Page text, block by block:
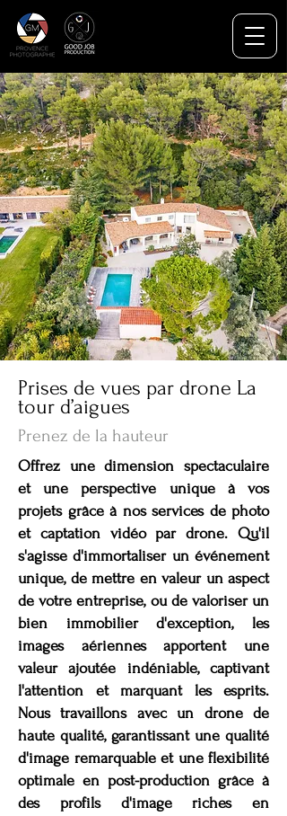
Prises de vues par drone La
tour d’aigues
Prenez de la hauteur
Offrez une dimension spectaculaire
et une perspective unique à vos
projets grâce à nos services de photo
et captation vidéo par drone. Qu'il
s'agisse d'immortaliser un événement
unique, de mettre en valeur un aspect
de votre entreprise, ou de valoriser un
bien immobilier d'exception, les
images aériennes apportent une
valeur ajoutée indéniable, captivant
l'attention et marquant les esprits.
Nous travaillons avec un drone de
haute qualité, garantissant une qualité
d'image remarquable et une flexibilité
optimale en post-production grâce à
des profils d'image riches en